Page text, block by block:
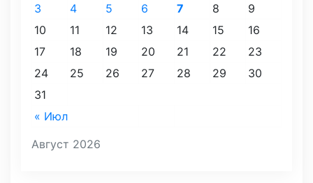
Август 2026
« Июл
3
4 5 6 7 8
9
10
11 12 13 14 15
16
17
18 19 20 21 22
23
24
25 26 27 28 29
30
31